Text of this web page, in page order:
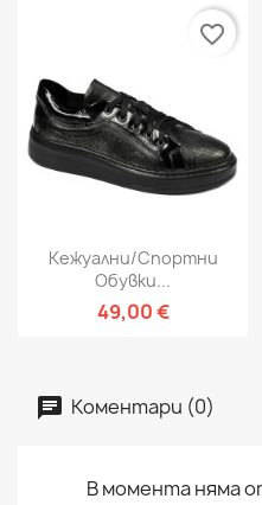
Кежуални/спортни
Обувки...
49,00 €
favorite_border
Коментари (0)
В момента няма